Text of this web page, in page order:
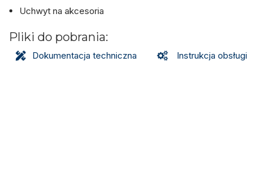
Uchwyt na akcesoria
Pliki do pobrania:
Dokumentacja techniczna Instrukcja obsługi